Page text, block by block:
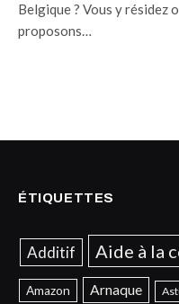
Belgique ? Vous y résidez
proposons…
ÉTIQUETTES
Additif Aide à la
Amazon Arnaque